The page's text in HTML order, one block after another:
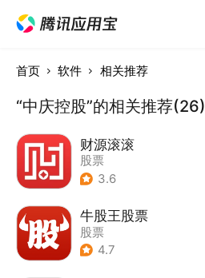
首页 软件 相关推荐
“中庆控股”的相关推荐(26)
财源滚滚
股票
3.6
牛股王股票
股票
4.7